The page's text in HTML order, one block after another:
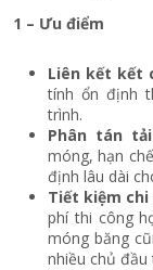
1 – Ưu điểm
Liên kết kết
tính ổn định
trình.
Phân tán
móng, hạn
định lâu dài
Tiết kiệm chi
phí thi công
móng băng
nhiều chủ đầu